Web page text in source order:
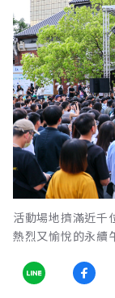
活動場地擠滿近千
熱烈又愉悅的永續